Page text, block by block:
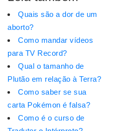
Quais são a dor de um
aborto?
Como mandar vídeos
para TV Record?
Qual o tamanho de
Plutão em relação à Terra?
Como saber se sua
carta Pokémon é falsa?
Como é o curso de